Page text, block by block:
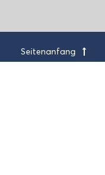
Sei­ten­an­fang